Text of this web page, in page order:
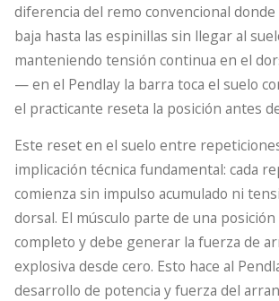
diferencia del remo convencional
baja hasta las espinillas sin llegar al
manteniendo tensión continua en el
— en el Pendlay la barra toca el suelo
el practicante reseta la posición antes
Este reset en el suelo entre
implicación técnica fundamental: cada
comienza sin impulso acumulado ni
dorsal. El músculo parte de una
completo y debe generar la fuerza de
explosiva desde cero. Esto hace al
desarrollo de potencia y fuerza del